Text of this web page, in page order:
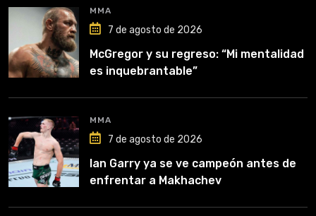
MMA
7 de agosto de 2026
McGregor y su regreso: “Mi mentalidad
es inquebrantable”
MMA
7 de agosto de 2026
Ian Garry ya se ve campeón antes de
enfrentar a Makhachev